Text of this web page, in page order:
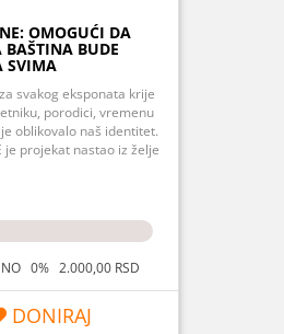
OMOGUĆI DA
BAŠTINA BUDE
SVIMA
svakog eksponata krije
porodici, vremenu
oblikovalo naš identitet.
je projekat nastao iz želje
0% 2.000,00 RSD
DONIRAJ